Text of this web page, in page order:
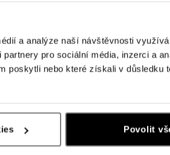
a analýze naší návštěvnosti
pro sociální média, inzerci a
poskytli nebo které získali v důsledku
Povolit